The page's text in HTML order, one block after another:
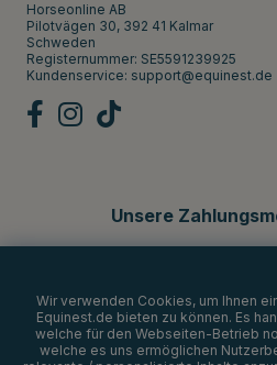
Horseonline AB
Pilotvägen 30, 392 41 Kalmar
Schweden
Registernummer: SE5591239925
Kundenservice: support@equinest.de
Unsere
Wir verwenden Cookies, um Ihnen
Equinest.de bieten zu können. Es
welche für den Webseiten-Betrieb
welche es uns ermöglichen